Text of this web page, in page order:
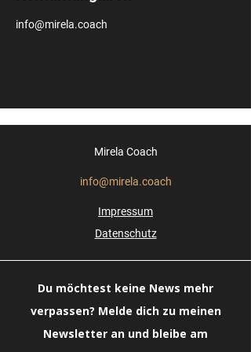
info@mirela.coach
Mirela Coach
info@mirela.coach
Impressum
Datenschutz
Du möchtest keine News mehr
verpassen? Melde dich zu meinen
Newsletter an und bleibe am